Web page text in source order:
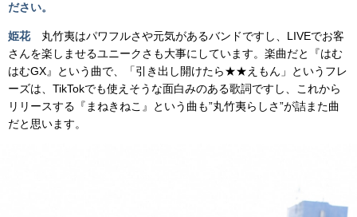
ださい。
姫花丸竹夷はパワフルさや元気があるバンドですし、LIVEでお客
さんを楽しませるユニークさも大事にしています。楽曲だと『はむ
はむGX』という曲で、「引き出し開けたら★★えもん」というフレ
ーズは、TikTokでも使えそうな面白みのある歌詞ですし、これから
リリースする『まねきねこ』という曲も”丸竹夷らしさ”が詰また曲
だと思います。